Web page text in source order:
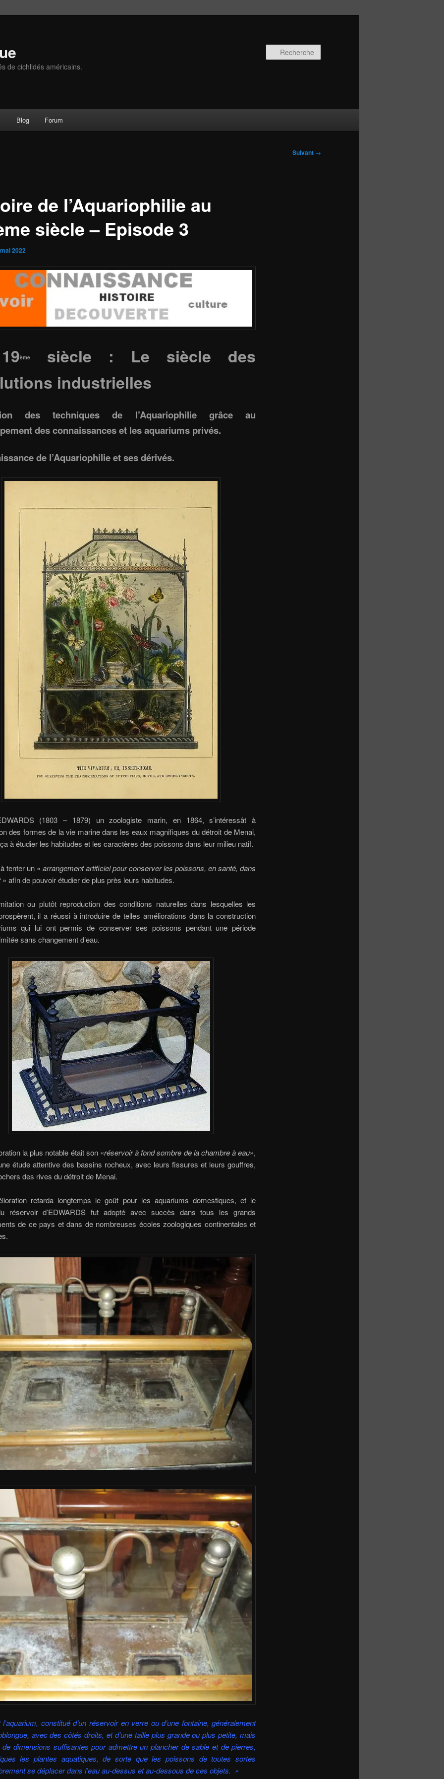
de cichlidés américains.
Blog Forum
Suivant →
de l’Aquariophilie au
siècle – Episode 3
2022
èmesiècle : Le siècle des
industrielles
des techniques de l’Aquariophilie grâce au
des connaissances et les aquariums privés.
de l’Aquariophilie et ses dérivés.
(1803 – 1879) un zoologiste marin, en 1864, s’intéressât à
des formes de la vie marine dans les eaux magnifiques du détroit de Menai,
à étudier les habitudes et les caractères des poissons dans leur milieu natif.
tenter un « arrangement artificiel pour conserver les poissons, en santé, dans
» afin de pouvoir étudier de plus près leurs habitudes.
ou plutôt reproduction des conditions naturelles dans lesquelles les
il a réussi à introduire de telles améliorations dans la construction
qui lui ont permis de conserver ses poissons pendant une période
sans changement d’eau.
la plus notable était son «réservoir à fond sombre de la chambre à eau»,
étude attentive des bassins rocheux, avec leurs fissures et leurs gouffres,
des rives du détroit de Menai.
retarda longtemps le goût pour les aquariums domestiques, et le
réservoir d’EDWARDS fut adopté avec succès dans tous les grands
de ce pays et dans de nombreuses écoles zoologiques continentales et
constitué d’un réservoir en verre ou d’une fontaine, généralement
avec des côtés droits, et d’une taille plus grande ou plus petite, mais
de dimensions suffisantes pour admettre un plancher de sable et de pierres,
les plantes aquatiques, de sorte que les poissons de toutes sortes
se déplacer dans l’eau au-dessus et au-dessous de ces objets. »